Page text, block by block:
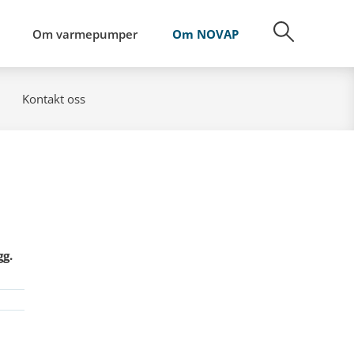
Om varmepumper Om NOVAP
Kontakt oss